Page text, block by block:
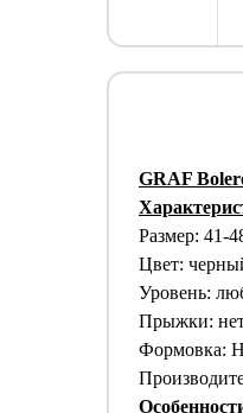
GRAF
Размер: 41-
Цвет:
Уровень:
Прыжки:
Формовка: